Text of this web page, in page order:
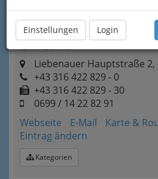
Einstellungen Login
Golfzone
Liebenauer Hauptstraße 2,
+43 316 422 829 - 0
+43 316 422 829 - 30
0699 / 14 22 82 91
Webseite
E-Mail
Karte &
Eintrag ändern
Kategorien